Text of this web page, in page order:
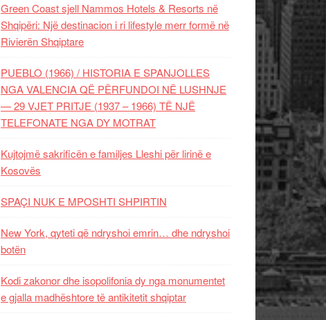
Green Coast sjell Nammos Hotels & Resorts në
Shqipëri: Një destinacion i ri lifestyle merr formë në
Rivierën Shqiptare
PUEBLO (1966) / HISTORIA E SPANJOLLES
NGA VALENCIA QË PËRFUNDOI NË LUSHNJE
— 29 VJET PRITJE (1937 – 1966) TË NJË
TELEFONATE NGA DY MOTRAT
Kujtojmë sakrificën e familjes Lleshi për lirinë e
Kosovës
SPAÇI NUK E MPOSHTI SHPIRTIN
New York, qyteti që ndryshoi emrin… dhe ndryshoi
botën
Kodi zakonor dhe isopolifonia dy nga monumentet
e gjalla madhështore të antikitetit shqiptar